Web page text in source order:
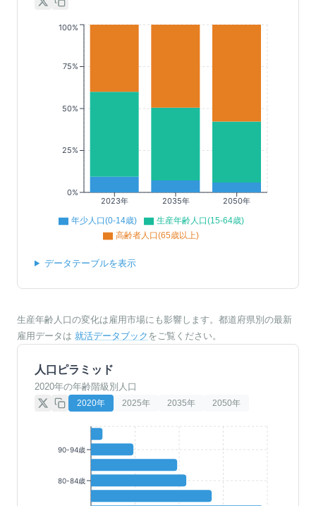
2023年 2035年 2050年
0%
25%
50%
75%
100%
年少人口(0-14歳)
生産年齢人口(15-64歳)
高齢者人口(65歳以上)
データテーブルを表示
生産年齢人口の変化は雇用市場にも影響します。都道府県別の最新
雇用データは 就活データブック をご覧ください。
人口ピラミッド
2020年の年齢階級別人口
2020年 2025年 2035年 2050年
90-94歳
80-84歳